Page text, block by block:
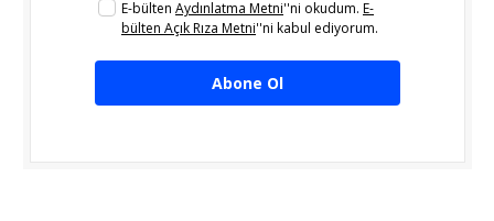
E-bülten Aydınlatma Metni''ni okudum. E-
bülten Açık Rıza Metni''ni kabul ediyorum.
Abone Ol